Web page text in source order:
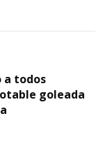
a todos
goleada